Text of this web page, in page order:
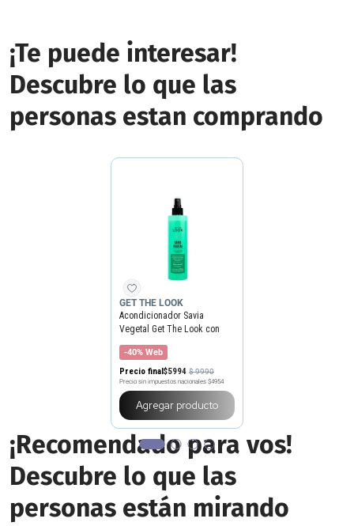
¡Te puede interesar!
Descubre lo que las
personas estan comprando
GET THE LOOK
Acondicionador Savia
Vegetal Get The Look con
Aloe Vera x 205 ml
-40% Web
Precio final$5994 $9990
Precio sin impuestos nacionales $4954
Agregar producto
¡Recomendado para vos!
Descubre lo que las
personas están mirando